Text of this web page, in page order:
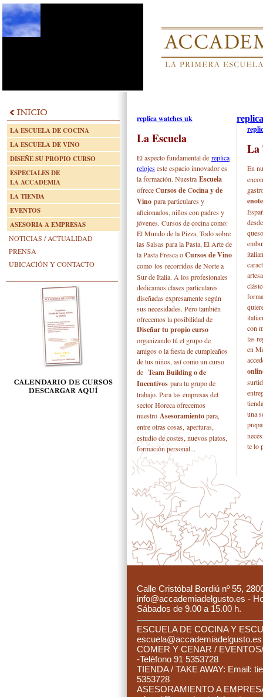
LA ESCUELA DE COCINA
LA ESCUELA DE VINO
DISEÑE SU PROPIO CURSO
ESPECIALES DE
LA ACCADEMIA
LA TIENDA
EVENTOS
ASESORIA A EMPRESAS
NOTICIAS / ACTUALIDAD
PRENSA
UBICACIÓN Y CONTACTO
replica watches uk
La Escuela
El aspecto fundamental de replica
relojeseste espacio innovador es
la formación. Nuestra Escuela
ofrece Cursosde Cocina y de
Vino para particulares y
aficionados, niños con padres y
jóvenes. Cursos de cocina como:
El Mundo de la Pizza, Todo sobre
las Salsas para la Pasta, El Arte de
la Pasta Fresca oCursos de Vino
como los recorridosde Norte a
Sur de Italia. A los profesionales
dedicamos clases particulares
diseñadas expresamente según
sus necesidades. Pero también
ofrecemos la posibilidad de
Diseñar tu propio curso
organizando tú el grupo de
amigos o la fiesta de cumpleaños
de tus niños, así como un curso
de Team Building o de
Incentivos para tu grupo de
trabajo. Para las empresas del
sector Horeca ofrecemos
nuestro Asesoramientopara,
entre otras cosas, aperturas,
estudio de costes, nuevos platos,
formación personal...
La
En
con
las
en
una
te lo
Calle Cristóbal Bordiú nº 55,
info@accademiadelgusto.es -
Sábados de 9.00 a 15.00 h.
ESCUELA DE COCINA Y
es
COMER Y CENAR /
-Telèfono 91 5353728
TIENDA / TAKE AWAY: Email:
5353728
ASESORAMIENTO A